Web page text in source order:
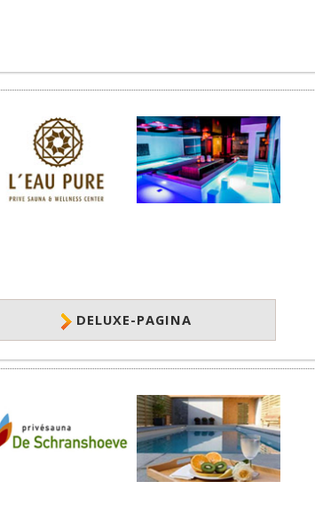
DELUXE-PAGINA